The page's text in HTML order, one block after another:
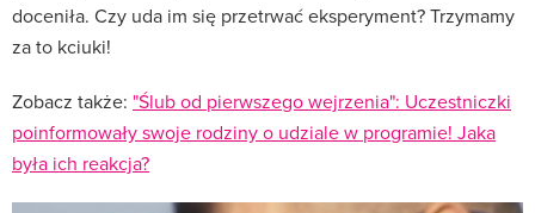
doceniła. Czy uda im się przetrwać eksperyment? Trzymamy
za to kciuki!
Zobacz także: "Ślub od pierwszego wejrzenia": Uczestniczki
poinformowały swoje rodziny o udziale w programie! Jaka
była ich reakcja?